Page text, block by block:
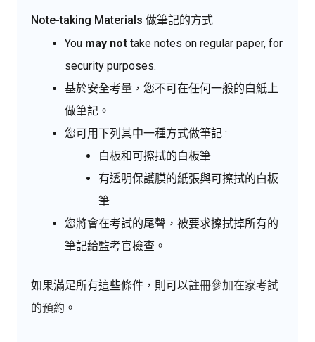
Note-taking Materials 做筆記的方式
You may not take notes on regular paper, for
security purposes.
基於安全考量，您不可在任何一般的白紙上
做筆記。
您可用下列其中一種方式做筆記 :
白板和可擦拭的白板筆
有透明保護膜的紙張與可擦拭的白板
筆
您將會在考試的尾聲，被要求擦拭掉所有的
筆記給監考官檢查。
如果滿足所有這些條件，則可以註冊參加在家考試
的預約 。